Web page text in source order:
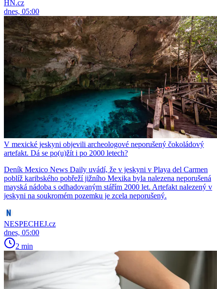
HN.cz
dnes, 05:00
V mexické jeskyni objevili archeologové neporušený čokoládový
artefakt. Dá se po(u)žít i po 2000 letech?
Deník Mexico News Daily uvádí, že v jeskyni v Playa del Carmen
poblíž karibského pobřeží jižního Mexika byla nalezena neporušená
mayská nádoba s odhadovaným stářím 2000 let. Artefakt nalezený v
jeskyni na soukromém pozemku je zcela neporušený.
NESPECHEJ.cz
dnes, 05:00
2 min